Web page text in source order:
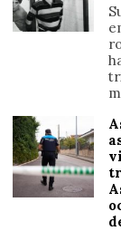
6 de agosto de 2026
Gobierno y
Rosas’, un
Desde el PSOE
ultraderecha» y a